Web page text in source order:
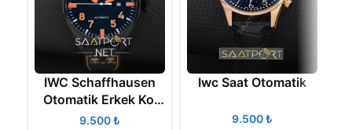
IWC Schaffhausen
Otomatik Erkek Kol
Saati₺
Iwc Saat Otomatik
₺